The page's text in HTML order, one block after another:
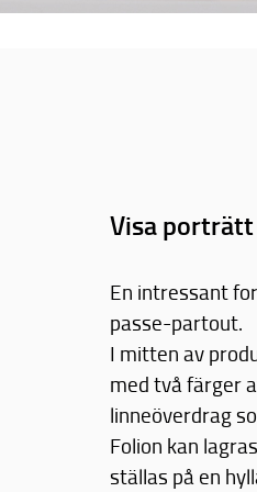
Visa
En intressant
passe-partout.
I mitten av
med två färger
linneöverdrag
Folion kan
ställas på en